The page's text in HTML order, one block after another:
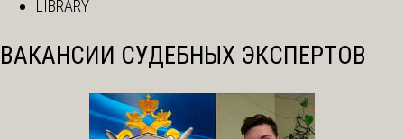
LIBRARY
ВАКАНСИИ СУДЕБНЫХ ЭКСПЕРТОВ